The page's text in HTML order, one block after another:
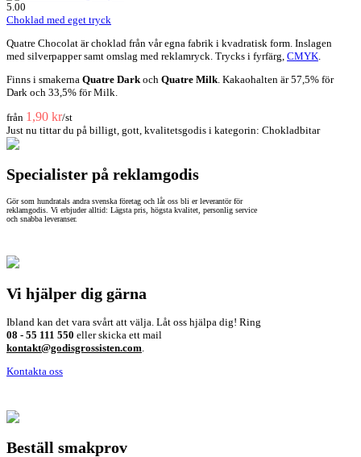
5.00
Choklad med eget tryck
Quatre Chocolat är choklad från vår egna fabrik i kvadratisk form. Inslagen
med silverpapper samt omslag med reklamryck. Trycks i fyrfärg, CMYK.
Finns i smakerna Quatre Darkoch Quatre Milk. Kakaohalten är 57,5% för
Dark och 33,5% för Milk.
från 1,90 kr/st
Just nu tittar du på billigt, gott, kvalitetsgodis i kategorin: Chokladbitar
Specialister på reklamgodis
Gör som hundratals andra svenska företag och låt oss bli er leverantör för
reklamgodis. Vi erbjuder alltid: Lägsta pris, högsta kvalitet, personlig service
och snabba leveranser.
Vi hjälper dig gärna
Ibland kan det vara svårt att välja. Låt oss hjälpa dig! Ring
08 - 55 111 550 eller skicka ett mail
kontakt@godisgrossisten.com
Kontakta oss
Beställ smakprov